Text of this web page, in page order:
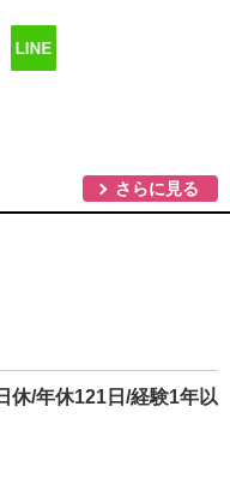
さらに見る
休/年休121日/経験1年以